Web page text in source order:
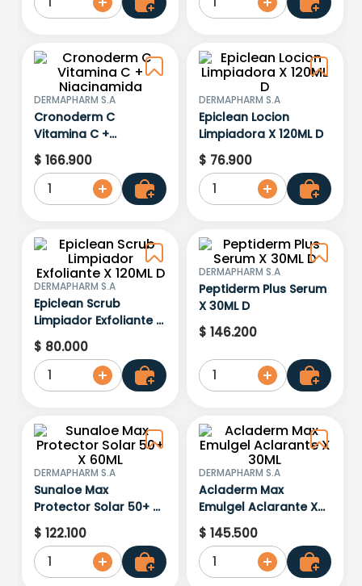
DERMAPHARM S.A
Cronoderm C
Vitamina C +
Niacinamida
$ 166.900
1
DERMAPHARM S.A
Epiclean Locion
Limpiadora X 120ML D
$ 76.900
1
DERMAPHARM S.A
Epiclean Scrub
Limpiador Exfoliante X
120ML D
$ 80.000
1
DERMAPHARM S.A
Peptiderm Plus Serum
X 30ML D
$ 146.200
1
DERMAPHARM S.A
Sunaloe Max
Protector Solar 50+ X
60ML
$ 122.100
1
DERMAPHARM S.A
Acladerm Max
Emulgel Aclarante X
30ML
$ 145.500
1